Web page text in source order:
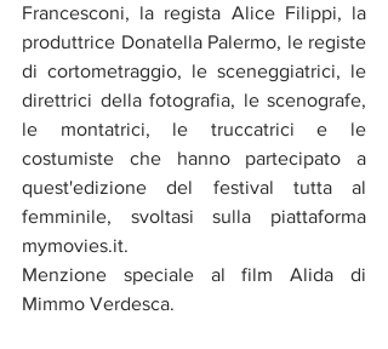
Francesconi, la regista Alice Filippi, la
produttrice Donatella Palermo, le registe
di cortometraggio, le sceneggiatrici, le
direttrici della fotografia, le scenografe,
le montatrici, le truccatrici e le
costumiste che hanno partecipato a
quest'edizione del festival tutta al
femminile, svoltasi sulla piattaforma
mymovies.it.
Menzione speciale al film Alida di
Mimmo Verdesca.